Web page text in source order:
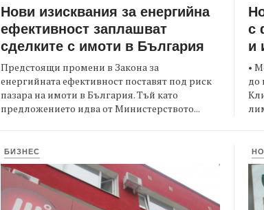
Нови изисквания за енергийна
ефективност заплашват
сделките с имоти в България
Предстоящи промени в Закона за
енергийната ефективност поставят под риск
пазара на имоти в България. Тъй като
предложението идва от Министерството...
с
и
•
до
БИЗНЕС